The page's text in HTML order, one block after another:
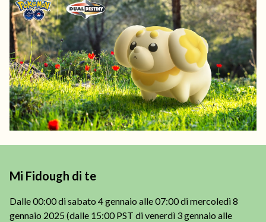
Mi Fidough di te
Dalle 00:00 di sabato 4 gennaio alle 07:00 di mercoledì 8
gennaio 2025 (dalle 15:00 PST di venerdì 3 gennaio alle